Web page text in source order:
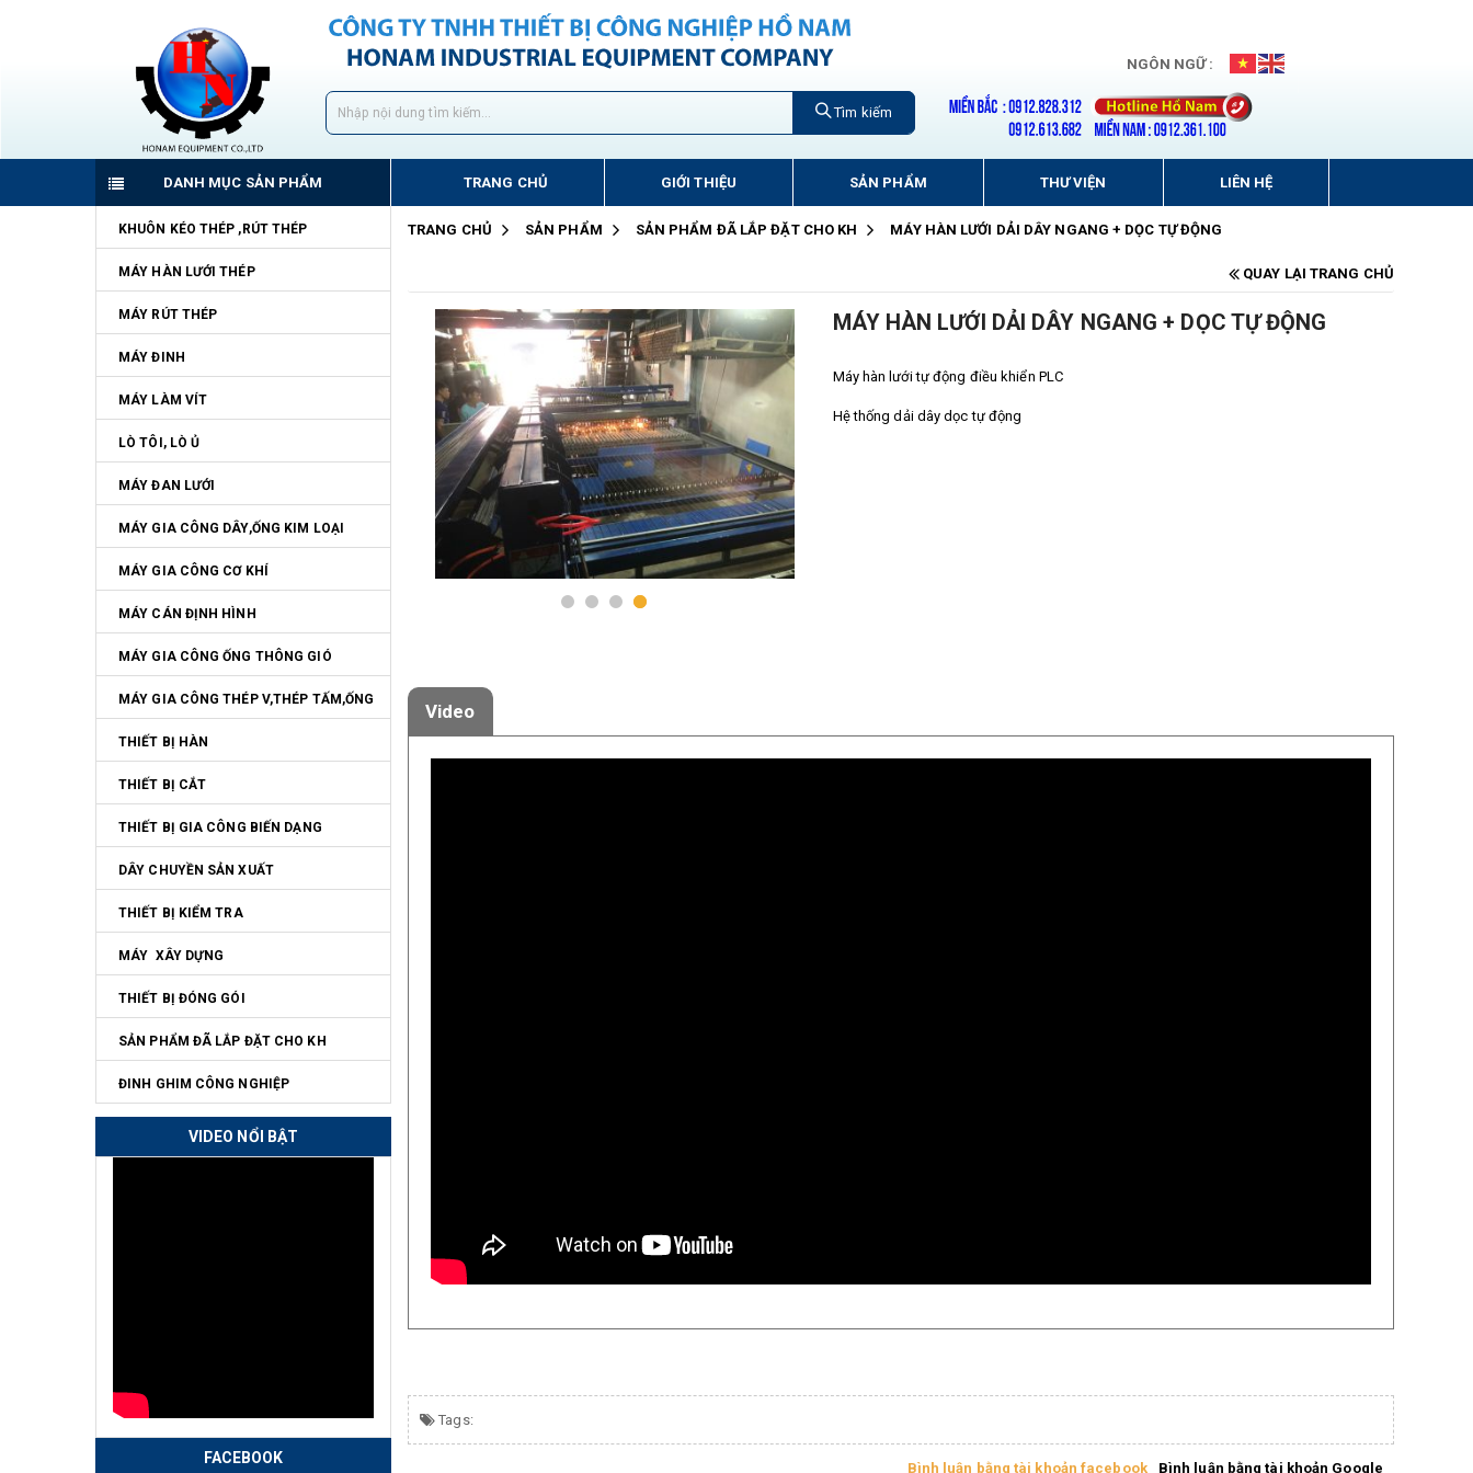
NGÔN NGỮ :
Tìm kiếm
DANH MỤC SẢN PHẨM TRANG CHỦ GIỚI THIỆU SẢN PHẨM THƯ VIỆN LIÊN HỆ
KHUÔN KÉO THÉP ,RÚT THÉP
MÁY HÀN LƯỚI THÉP
MÁY RÚT THÉP
MÁY ĐINH
MÁY LÀM VÍT
LÒ TÔI, LÒ Ủ
MÁY ĐAN LƯỚI
MÁY GIA CÔNG DÂY,ỐNG KIM LOẠI
MÁY GIA CÔNG CƠ KHÍ
MÁY CÁN ĐỊNH HÌNH
MÁY GIA CÔNG ỐNG THÔNG GIÓ
MÁY GIA CÔNG THÉP V,THÉP TẤM,ỐNG
THIẾT BỊ HÀN
THIẾT BỊ CẮT
THIẾT BỊ GIA CÔNG BIẾN DẠNG
DÂY CHUYỀN SẢN XUẤT
THIẾT BỊ KIỂM TRA
MÁY  XÂY DỰNG
THIẾT BỊ ĐÓNG GÓI
SẢN PHẨM ĐÃ LẮP ĐẶT CHO KH
ĐINH GHIM CÔNG NGHIỆP
VIDEO NỔI BẬT
FACEBOOK
TRANG CHỦ SẢN PHẨM SẢN PHẨM ĐÃ LẮP ĐẶT CHO KH MÁY HÀN LƯỚI DẢI DÂY NGANG + DỌC TỰ ĐỘNG
QUAY LẠI TRANG CHỦ
MÁY HÀN LƯỚI DẢI DÂY NGANG + DỌC TỰ ĐỘNG
Máy hàn lưới tự động điều khiển PLC
Hệ thống dải dây dọc tự động
Video
Tags:
Bình luận bằng tài khoản facebook Bình luận bằng tài khoản Google